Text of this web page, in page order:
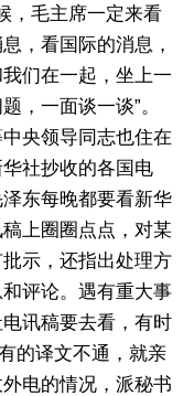
，毛主席一定来看
，看国际的消息，
们在一起，坐上一
，一面谈一谈”。
央领导同志也住在
社抄收的各国电
东每晚都要看新华
上圈圈点点，对某
示，还指出处理方
评论。遇有重大事
讯稿要去看，有时
的译文不通，就亲
电的情况，派秘书